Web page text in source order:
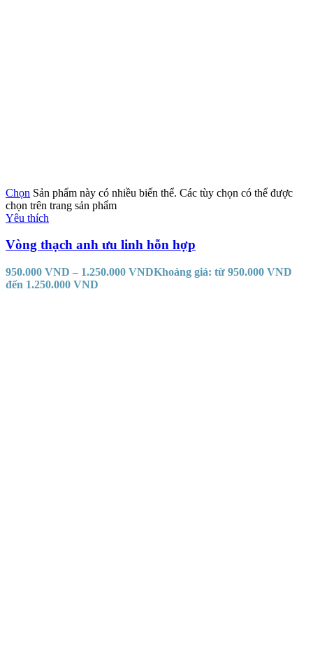
Chọn Sản phẩm này có nhiều biến thể. Các tùy chọn có thể được
chọn trên trang sản phẩm
Yêu thích
Vòng thạch anh ưu linh hỗn hợp
950.000 VND – 1.250.000 VNDKhoảng giá: từ 950.000 VND
đến 1.250.000 VND